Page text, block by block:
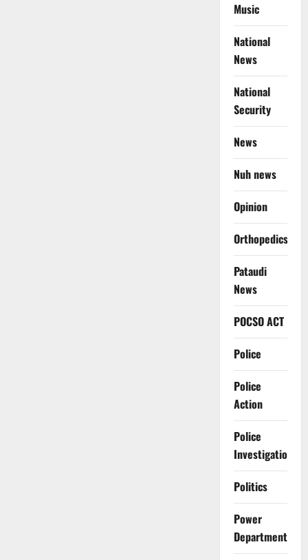
Music
National
News
National
Security
News
Nuh news
Opinion
Orthopedics
Pataudi
News
POCSO ACT
Police
Police
Action
Police
Investigation
Politics
Power
Department